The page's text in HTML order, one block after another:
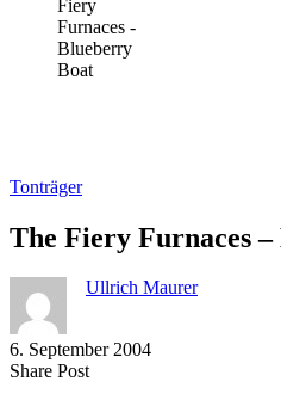
Tonträger
The Fiery Furnaces
Ullrich Maurer
6. September 2004
Share PostShare
Copy
Send